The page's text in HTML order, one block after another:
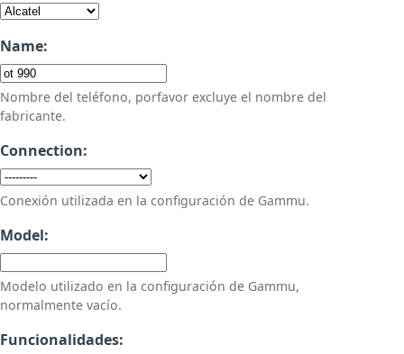
Name:
Nombre del teléfono, porfavor excluye el nombre del
fabricante.
Connection:
Conexión utilizada en la configuración de Gammu.
Model:
Modelo utilizado en la configuración de Gammu,
normalmente vacío.
Funcionalidades: